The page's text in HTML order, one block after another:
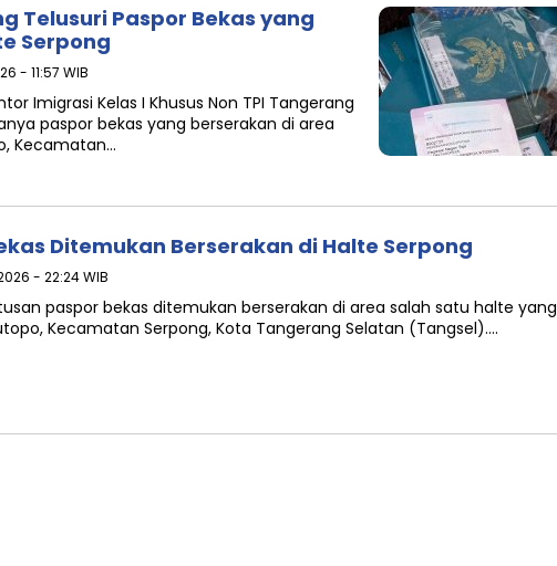
Telusuri Paspor Bekas yang
Serpong
- 11:57 WIB
Imigrasi Kelas I Khusus Non TPI Tangerang
paspor bekas yang berserakan di area
Kecamatan…
Ditemukan Berserakan di Halte Serpong
- 22:24 WIB
paspor bekas ditemukan berserakan di area salah satu halte yang
Kecamatan Serpong, Kota Tangerang Selatan (Tangsel)….